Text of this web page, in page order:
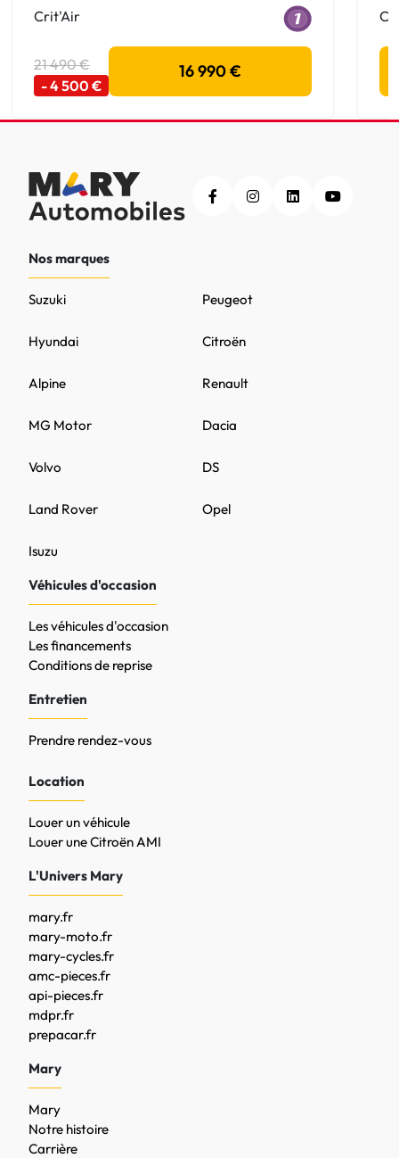
Crit'Air
21 490 €
- 4 500 €
16 990 €
Nos marques
Peugeot
DS
MG Motor
Citroën
Opel
Volvo
Renault
Hyundai
Land Rover
Dacia
Alpine
Isuzu
Suzuki
Véhicules d'occasion
Les véhicules d'occasion
Les financements
Conditions de reprise
Entretien
Prendre rendez-vous
Location
Louer un véhicule
Louer une Citroën AMI
L'Univers Mary
mary.fr
mary-moto.fr
mary-cycles.fr
amc-pieces.fr
api-pieces.fr
mdpr.fr
prepacar.fr
Mary
Mary
Notre histoire
Carrière